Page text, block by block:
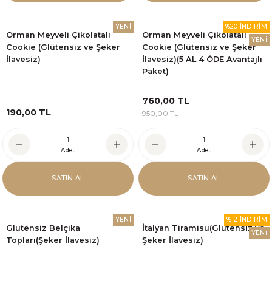
YENİ
Orman Meyveli Çikolatalı
Cookie (Glütensiz ve Şeker
İlavesiz)
190,00 TL
Adet
SATIN AL
%20 İNDİRİM
YENİ
Orman Meyveli Çikolatalı
Cookie (Glütensiz ve Şeker
İlavesiz)(5 AL 4 ÖDE Avantajlı
Paket)
760,00 TL
950,00 TL
Adet
SATIN AL
YENİ
Glutensiz Belçika
Topları(Şeker İlavesiz)
%12 İNDİRİM
YENİ
İtalyan Tiramisu(Glutensiz ve
Şeker İlavesiz)